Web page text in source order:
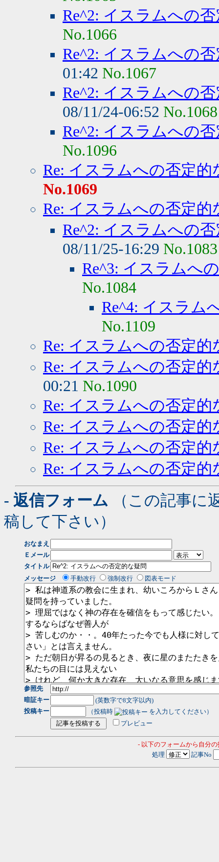
Re^2: イスラムへの
No.1066
Re^2: イスラムへの
01:42 No.1067
Re^2: イスラムへの
08/11/24-06:52 No.1068
Re^2: イスラムへの
No.1096
Re: イスラムへの否定的
No.1069
Re: イスラムへの否定的
Re^2: イスラムへの
08/11/25-16:29 No.1083
Re^3: イスラムへ
No.1084
Re^4: イスラム
No.1109
Re: イスラムへの否定的
Re: イスラムへの否定的
00:21 No.1090
Re: イスラムへの否定的
Re: イスラムへの否定的
Re: イスラムへの否定的
Re: イスラムへの否定的
- 返信フォーム （この記事に
稿して下さい）
おなまえ
Ｅメール
タイトル
メッセージ
手動改行 強制改行 図表モード
参照先
暗証キー
(英数字で8文字以内)
投稿キー
（投稿時
を入力してください）
プレビュー
- 以下のフォームから自分
処理
記事No